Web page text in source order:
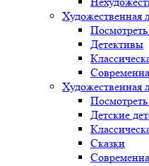
Художественная
Посмотреть
Детективы
Художественная
Посмотреть
Детские
Сказки